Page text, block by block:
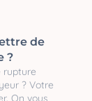
de
?
rupture
? Votre
On vous